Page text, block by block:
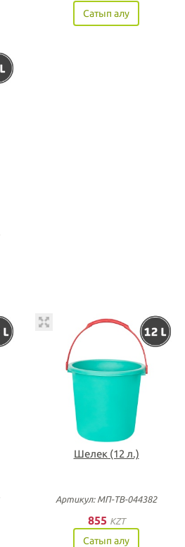
Сатып алу
Шелек (12 л.)
Артикул: МП-ТВ-044382
855 KZT
Сатып алу